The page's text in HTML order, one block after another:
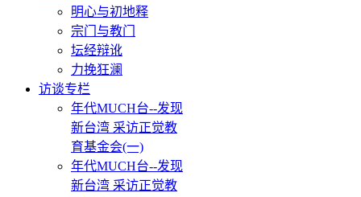
明心与初地释
宗门与教门
坛经辩讹
力挽狂澜
访谈专栏
年代MUCH台--发现
新台湾 采访正觉教
育基金会(一)
年代MUCH台--发现
新台湾 采访正觉教